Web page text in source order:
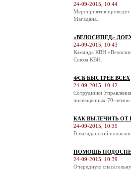
24-09-2015, 10:44
Мероприятия
Магадана.
«ВЕЛОСИПЕД»
24-09-2015, 10:43
Команда КВН
Союза КВН.
ФСБ БЫСТРЕЕ ВСЕХ
24-09-2015, 10:42
Сотрудники
посвященных 70-летию
КАК ВЫЛЕЧИТЬ ОТ
24-09-2015, 10:39
В магаданской
ПОМОЩЬ
24-09-2015, 10:39
Очередную